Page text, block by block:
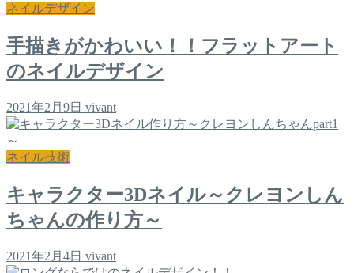
ネイルデザイン
手描きがかわいい！！フラットアート
のネイルデザイン
2021年2月9日 vivant
ネイル技術
キャラクター3Dネイル～クレヨンしん
ちゃんの作り方～
2021年2月4日 vivant